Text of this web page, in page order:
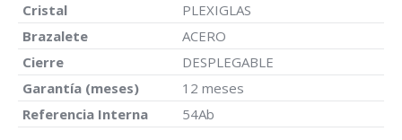
Cristal
PLEXIGLAS
Brazalete
ACERO
Cierre
DESPLEGABLE
Garantía (meses)
12 meses
Referencia Interna
54Ab